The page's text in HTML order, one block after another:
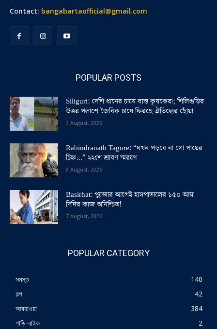
Contact: bangabartaofficial@gmail.com
POPULAR POSTS
Siliguri: দেশি ধানের চাষে ব্যস্ত কৃষকেরা; শিলিগুড়ির
উত্তর পলাশে জৈবিক চাষে ফিরছে ঐতিহ্যের ছোঁয়া
3 August, 2026
Rabindranath Tagore: “যখন পড়বে না গো পায়ের
চিহ্ন…” ২২শে শ্রাবণ স্মরণে
8 August, 2026
Basirhat: পুজোর আগেই হাসপাতালের ১৫০ আয়া
দিদির কাজ অনিশ্চিত!
7 August, 2026
POPULAR CATEGORY
সমস্ত
140
গল্প
42
আবহাওয়া
384
গাড়ি-বাইক
2